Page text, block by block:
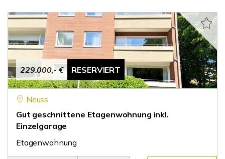
229.000,- € RESERVIERT
Neuss
Gut geschnittene Etagenwohnung inkl.
Einzelgarage
Etagenwohnung